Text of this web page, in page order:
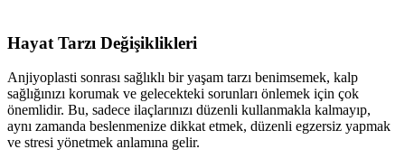
Hayat Tarzı Değişiklikleri
Anjiyoplasti sonrası sağlıklı bir yaşam tarzı benimsemek, kalp
sağlığınızı korumak ve gelecekteki sorunları önlemek için çok
önemlidir. Bu, sadece ilaçlarınızı düzenli kullanmakla kalmayıp,
aynı zamanda beslenmenize dikkat etmek, düzenli egzersiz yapmak
ve stresi yönetmek anlamına gelir.